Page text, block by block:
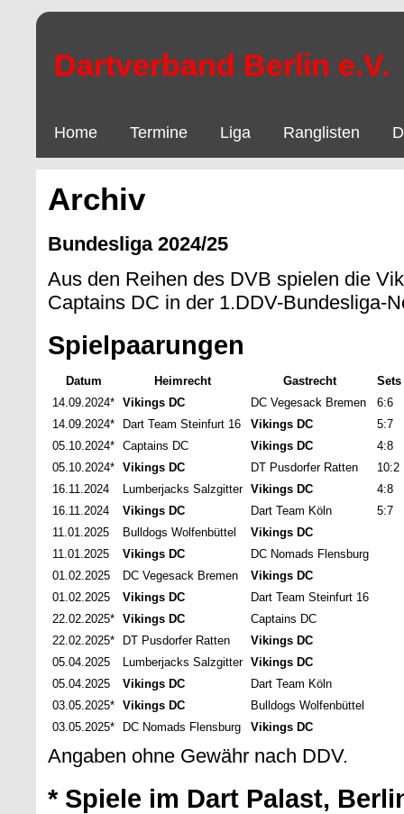
Dartverband Berlin e.V.
Home Termine Liga Ranglisten
Archiv
Bundesliga 2024/25
Aus den Reihen des DVB spielen die
Captains DC in der 1.DDV-Bundesliga-
Spielpaarungen
Datum Heimrecht Gastrecht
Sets
14.09.2024* Vikings DC DC Vegesack Bremen
6:6
14.09.2024*
Dart Team Steinfurt 16 Vikings DC
5:7
05.10.2024* Captains DC Vikings DC
4:8
05.10.2024* Vikings DC DT Pusdorfer Ratten
10:2
16.11.2024
Lumberjacks Salzgitter Vikings DC
4:8
16.11.2024
Vikings DC Dart Team Köln
5:7
11.01.2025
Bulldogs Wolfenbüttel
Vikings DC
11.01.2025
Vikings DC
DC Nomads Flensburg
01.02.2025
DC Vegesack Bremen
Vikings DC
01.02.2025
Vikings DC
Dart Team Steinfurt 16
22.02.2025* Vikings DC
Captains DC
22.02.2025*
DT Pusdorfer Ratten
Vikings DC
05.04.2025
Lumberjacks Salzgitter Vikings DC
05.04.2025
Vikings DC
Dart Team Köln
03.05.2025* Vikings DC
Bulldogs Wolfenbüttel
03.05.2025*
DC Nomads Flensburg Vikings DC
Angaben ohne Gewähr nach DDV.
* Spiele im Dart Palast,